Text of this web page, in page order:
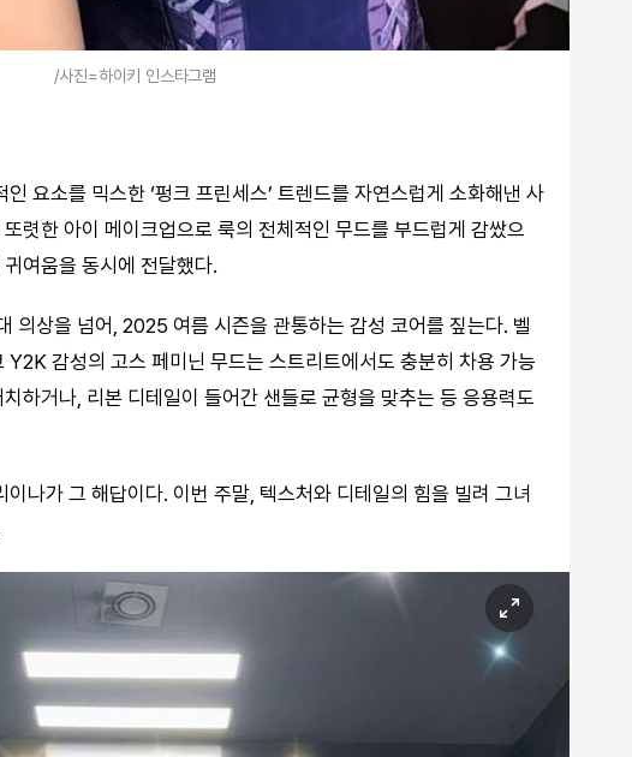
/사진=하이키 인스타그램
요소를 믹스한 ‘펑크 프린세스’ 트렌드를 자연스럽게 소화해낸 사
렷한 아이 메이크업으로 룩의 전체적인 무드를 부드럽게 감쌌으
여움을 동시에 전달했다.
의상을 넘어, 2025 여름 시즌을 관통하는 감성 코어를 짚는다. 벨
Y2K 감성의 고스 페미닌 무드는 스트리트에서도 충분히 차용 가능
하거나, 리본 디테일이 들어간 샌들로 균형을 맞추는 등 응용력도
나가 그 해답이다. 이번 주말, 텍스처와 디테일의 힘을 빌려 그녀